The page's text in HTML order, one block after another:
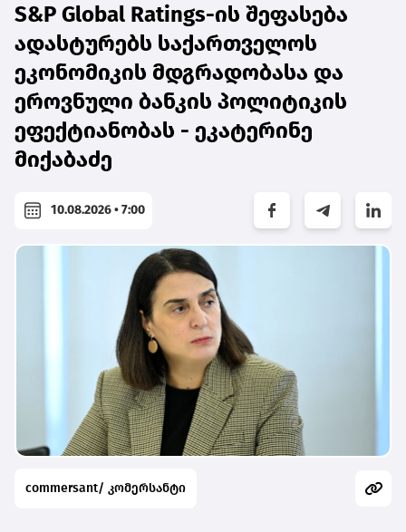
S&P Global Ratings-ის შეფასება
ადასტურებს საქართველოს
ეკონომიკის მდგრადობასა და
ეროვნული ბანკის პოლიტიკის
ეფექტიანობას - ეკატერინე
მიქაბაძე
10.08.2026 • 7:00
commersant/ კომერსანტი